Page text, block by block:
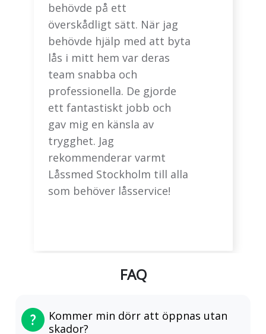
behövde på ett
överskådligt sätt. När jag
behövde hjälp med att byta
lås i mitt hem var deras
team snabba och
professionella. De gjorde
ett fantastiskt jobb och
gav mig en känsla av
trygghet. Jag
rekommenderar varmt
Låssmed Stockholm till alla
som behöver låsservice!
FAQ
Kommer min dörr att öppnas utan
skador?